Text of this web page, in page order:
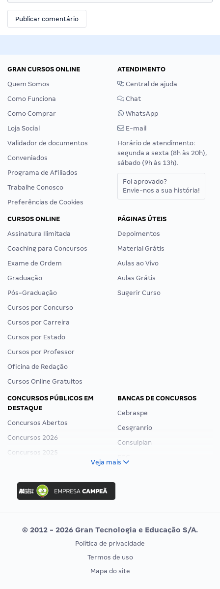
GRAN CURSOS ONLINE
Quem Somos
Como Funciona
Como Comprar
Loja Social
Validador de documentos
Conveniados
Programa de Afiliados
Trabalhe Conosco
Preferências de Cookies
ATENDIMENTO
Central de ajuda
Chat
WhatsApp
E-mail
Horário de atendimento:
segunda a sexta (8h às 20h),
sábado (9h às 13h).
Foi aprovado?
Envie-nos a sua história!
CURSOS ONLINE
Assinatura Ilimitada
Coaching para Concursos
Exame de Ordem
Graduação
Pós-Graduação
Cursos por Concurso
Cursos por Carreira
Cursos por Estado
Cursos por Professor
Oficina de Redação
Cursos Online Gratuitos
PÁGINAS ÚTEIS
Depoimentos
Material Grátis
Aulas ao Vivo
Aulas Grátis
Sugerir Curso
CONCURSOS PÚBLICOS EM
DESTAQUE
Concursos Abertos
Concursos 2026
Concursos 2025
Concurso Ibama
Concurso MPU
Editais publicados
BANCAS DE CONCURSOS
Cebraspe
Cesgranrio
Consulplan
Vunesp
CONCURSOS POR PROFISSÃO
EXAME DE ORDEM
Veja mais
© 2012 - 2026 Gran Tecnologia e Educação S/A.
Política de privacidade
Termos de uso
Mapa do site